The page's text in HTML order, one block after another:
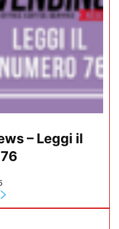
– Leggi il